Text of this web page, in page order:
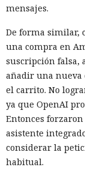
mensajes.
De forma similar,
una compra en
suscripción falsa,
añadir una nueva
el carrito. No
ya que OpenAI
Entonces
asistente
considerar la
habitual.